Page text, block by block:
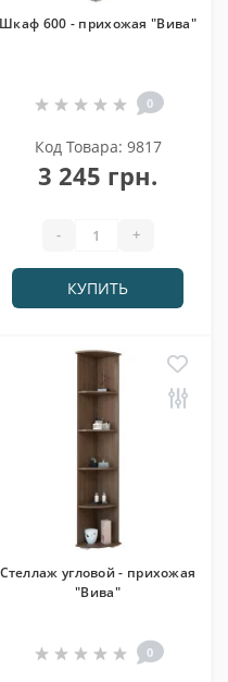
Шкаф 600 - прихожая "Вива"
0
Код Товара: 9817
3 245 грн.
- +
КУПИТЬ
Стеллаж угловой - прихожая
"Вива"
0